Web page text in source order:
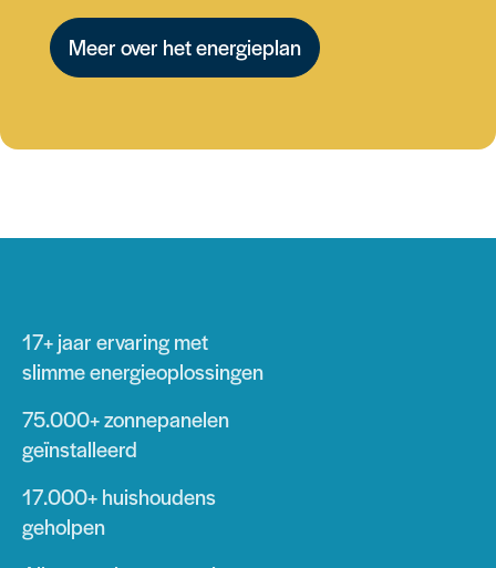
Meer over het energieplan
17+ jaarervaring met
slimme energieoplossingen
75.000+zonnepanelen
geïnstalleerd
17.000+huishoudens
geholpen